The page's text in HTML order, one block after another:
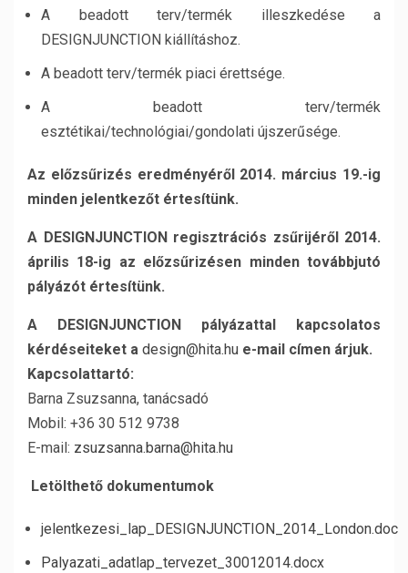
A beadott terv/termék illeszkedése a
DESIGNJUNCTION kiállításhoz.
A beadott terv/termék piaci érettsége.
A beadott terv/termék
esztétikai/technológiai/gondolati újszerűsége.
Az előzsűrizés eredményéről 2014. március 19.-ig
minden jelentkezőt értesítünk.
A DESIGNJUNCTION regisztrációs zsűrijéről 2014.
április 18-ig az előzsűrizésen minden továbbjutó
pályázót értesítünk.
A DESIGNJUNCTION pályázattal kapcsolatos
kérdéseiteket a design@hita.hu e-mail címen árjuk.
Kapcsolattartó:
Barna Zsuzsanna, tanácsadó
Mobil: +36 30 512 9738
E-mail: zsuzsanna.barna@hita.hu
Letölthető dokumentumok
jelentkezesi_lap_DESIGNJUNCTION_2014_London.doc
Palyazati_adatlap_tervezet_30012014.docx